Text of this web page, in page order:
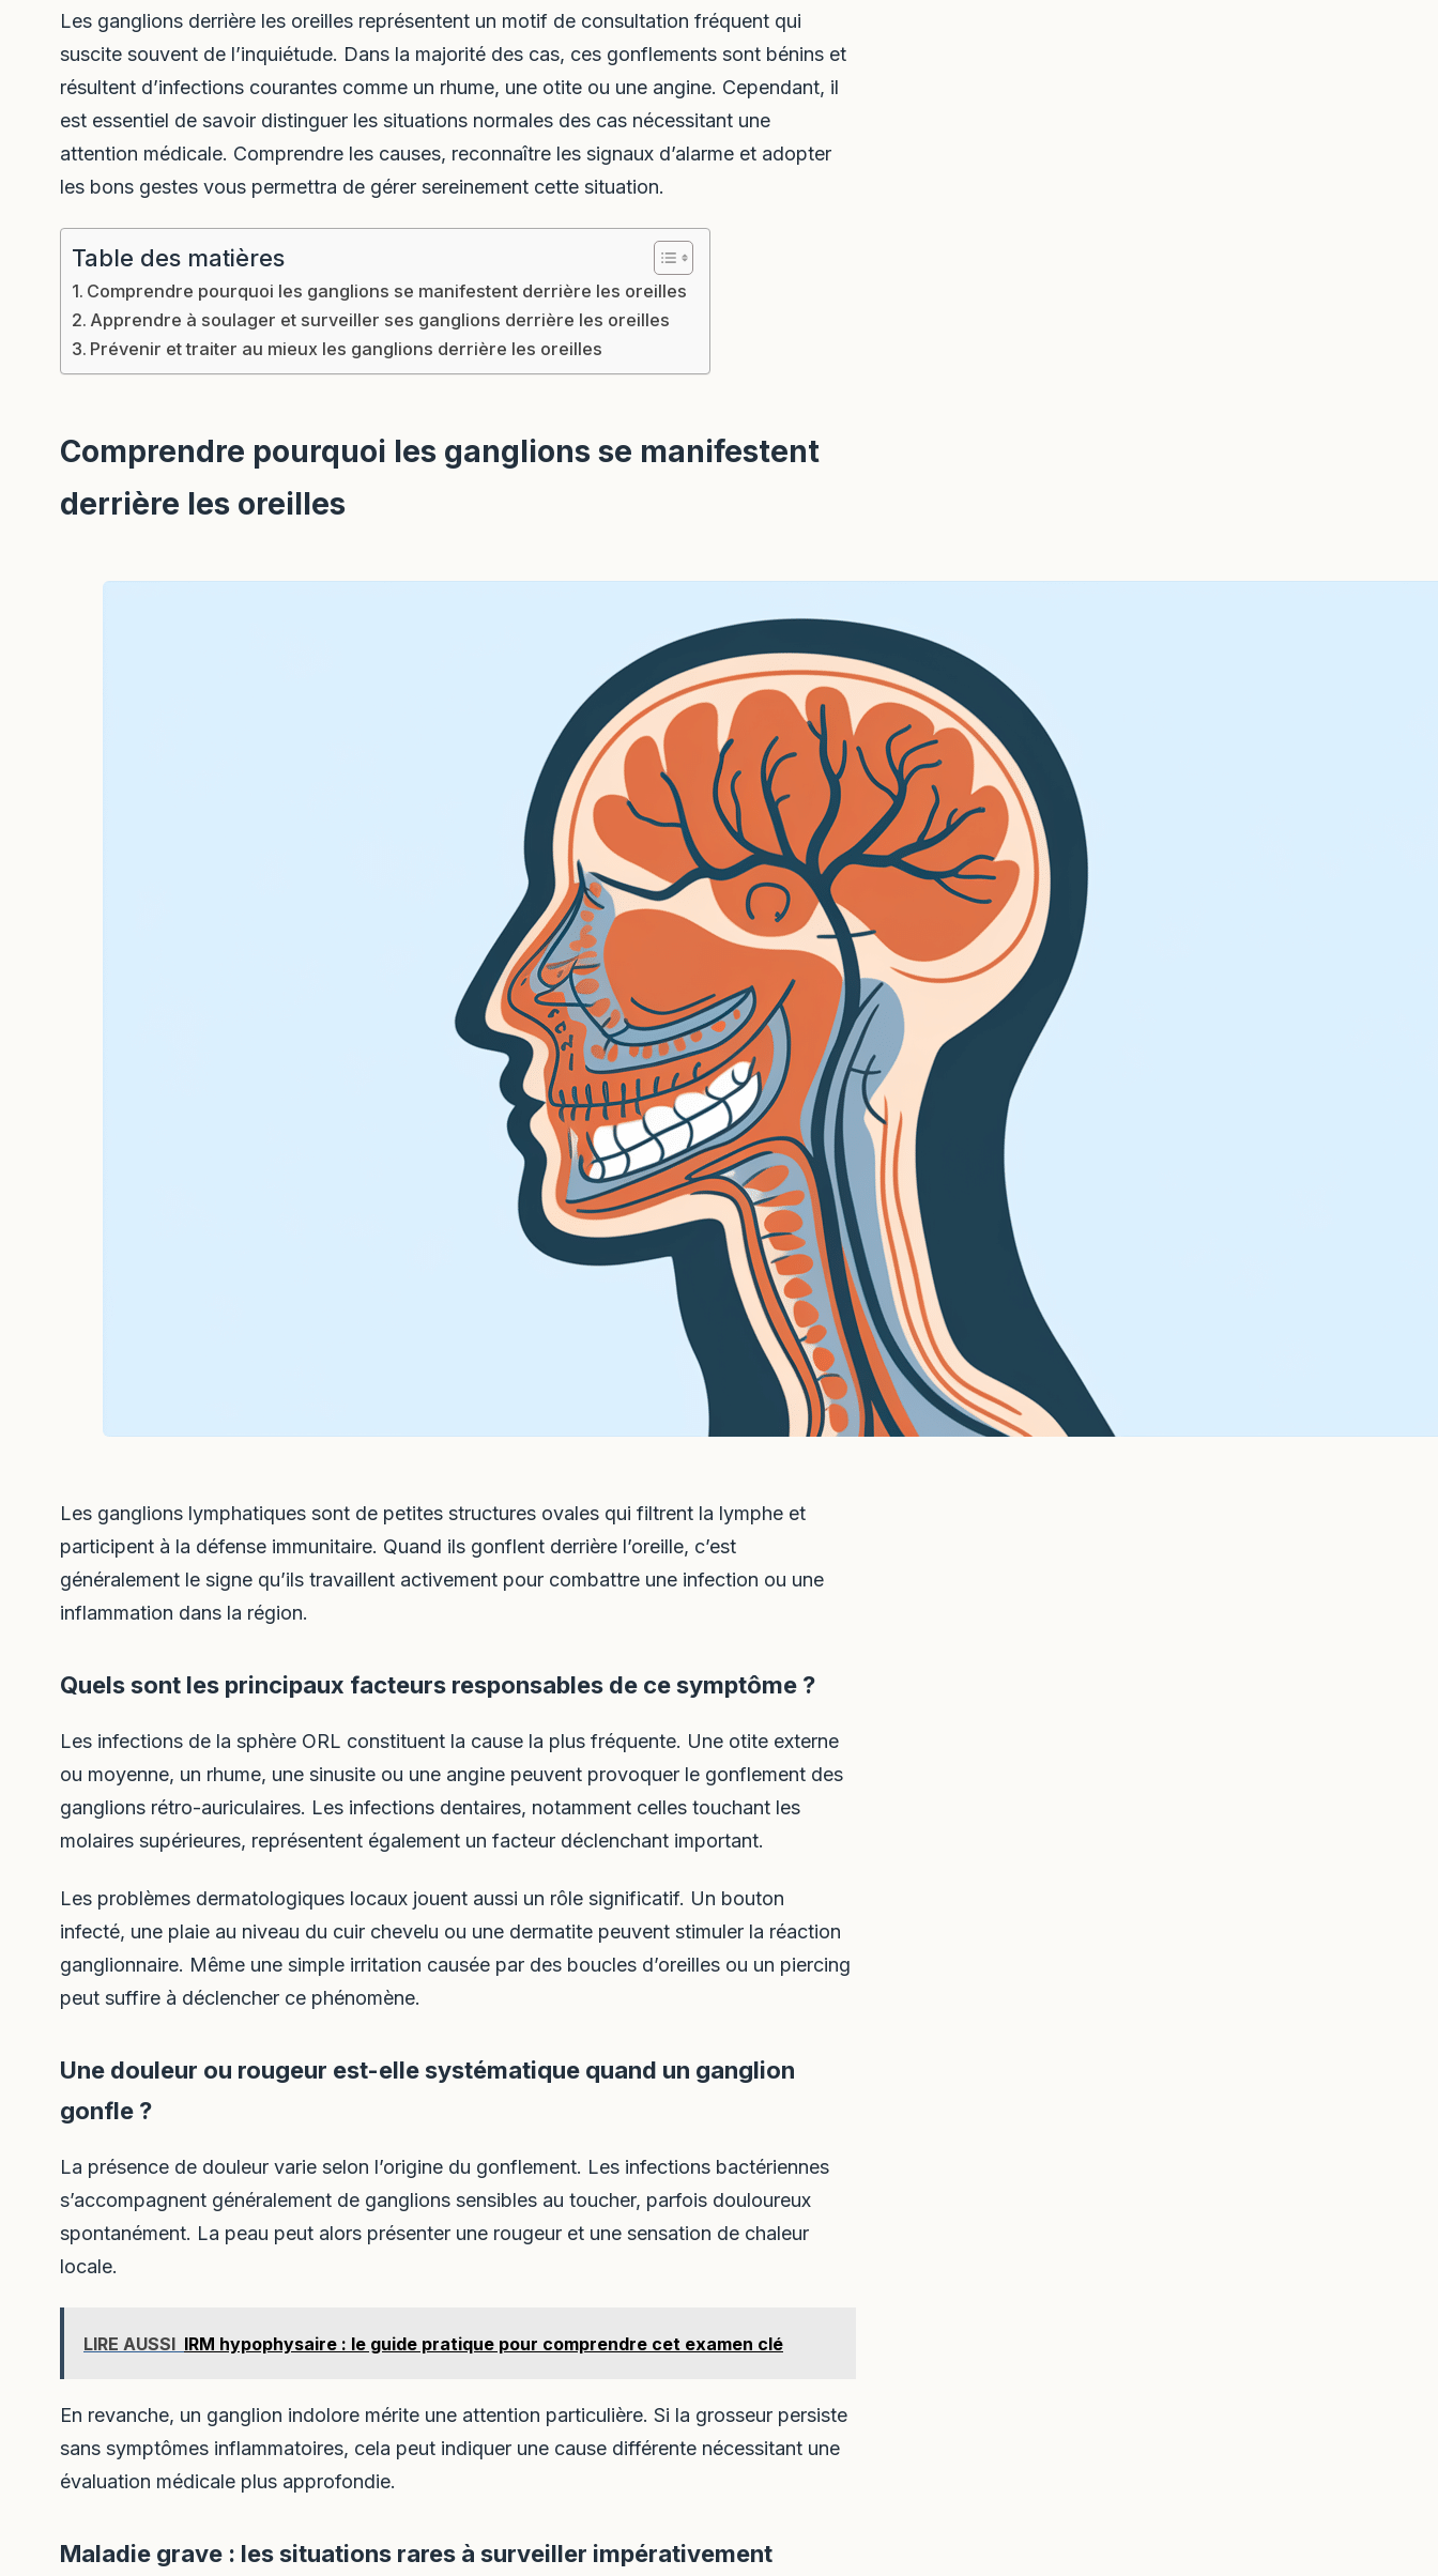
Les ganglions derrière les oreilles représentent un motif de consultation fréquent qui
suscite souvent de l’inquiétude. Dans la majorité des cas, ces gonflements sont bénins et
résultent d’infections courantes comme un rhume, une otite ou une angine. Cependant, il
est essentiel de savoir distinguer les situations normales des cas nécessitant une
attention médicale. Comprendre les causes, reconnaître les signaux d’alarme et adopter
les bons gestes vous permettra de gérer sereinement cette situation.
Table des matières
Comprendre pourquoi les ganglions se manifestent derrière les oreilles
Apprendre à soulager et surveiller ses ganglions derrière les oreilles
Prévenir et traiter au mieux les ganglions derrière les oreilles
Comprendre pourquoi les ganglions se manifestent
derrière les oreilles
Les ganglions lymphatiques sont de petites structures ovales qui filtrent la lymphe et
participent à la défense immunitaire. Quand ils gonflent derrière l’oreille, c’est
généralement le signe qu’ils travaillent activement pour combattre une infection ou une
inflammation dans la région.
Quels sont les principaux facteurs responsables de ce symptôme ?
Les infections de la sphère ORL constituent la cause la plus fréquente. Une otite externe
ou moyenne, un rhume, une sinusite ou une angine peuvent provoquer le gonflement des
ganglions rétro-auriculaires. Les infections dentaires, notamment celles touchant les
molaires supérieures, représentent également un facteur déclenchant important.
Les problèmes dermatologiques locaux jouent aussi un rôle significatif. Un bouton
infecté, une plaie au niveau du cuir chevelu ou une dermatite peuvent stimuler la réaction
ganglionnaire. Même une simple irritation causée par des boucles d’oreilles ou un piercing
peut suffire à déclencher ce phénomène.
Une douleur ou rougeur est-elle systématique quand un ganglion
gonfle ?
La présence de douleur varie selon l’origine du gonflement. Les infections bactériennes
s’accompagnent généralement de ganglions sensibles au toucher, parfois douloureux
spontanément. La peau peut alors présenter une rougeur et une sensation de chaleur
locale.
LIRE AUSSI IRM hypophysaire : le guide pratique pour comprendre cet examen clé
En revanche, un ganglion indolore mérite une attention particulière. Si la grosseur persiste
sans symptômes inflammatoires, cela peut indiquer une cause différente nécessitant une
évaluation médicale plus approfondie.
Maladie grave : les situations rares à surveiller impérativement